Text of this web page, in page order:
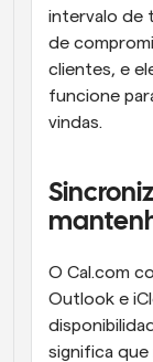
intervalo de
de
clientes, e
funcione
vindas.
O Cal.com
Outlook e
significa que